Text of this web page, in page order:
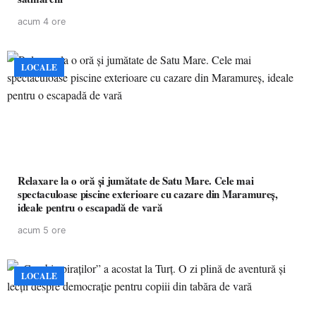
acum 4 ore
LOCALE
Relaxare la o oră și jumătate de Satu Mare. Cele mai
spectaculoase piscine exterioare cu cazare din Maramureș,
ideale pentru o escapadă de vară
acum 5 ore
LOCALE